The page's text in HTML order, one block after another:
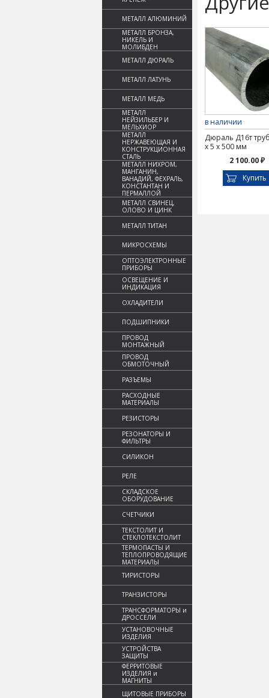
МЕТАЛЛ АЛЮМИНИЙ
МЕТАЛЛ БРОНЗА,
НИКЕЛЬ И
МОЛИБДЕН
МЕТАЛЛ ДЮРАЛЬ
МЕТАЛЛ ЛАТУНЬ
МЕТАЛЛ МЕДЬ
МЕТАЛЛ
НЕЙЗИЛЬБЕР И
МЕЛЬХИОР
МЕТАЛЛ
НЕРЖАВЕЮЩАЯ И
КОНСТРУКЦИОННАЯ
СТАЛЬ
МЕТАЛЛ НИХРОМ,
МАНГАНИН,
ВАНАДИЙ, ФЕХРАЛЬ,
КОНСТАНТАН И
ПЕРМАЛЛОЙ
МЕТАЛЛ СВИНЕЦ,
ОЛОВО И ЦИНК
МЕТАЛЛ ТИТАН
МИКРОСХЕМЫ
ОПТОЭЛЕКТРОННЫЕ
ПРИБОРЫ
ОСВЕЩЕНИЕ И
ИНДИКАЦИЯ
ОХЛАДИТЕЛИ
ПОДШИПНИКИ
ПРОВОД
МОНТАЖНЫЙ
ПРОВОД
ОБМОТОЧНЫЙ
РАЗЪЕМЫ
РАСХОДНЫЕ
МАТЕРИАЛЫ
РЕЗИСТОРЫ
РЕЗОНАТОРЫ И
ФИЛЬТРЫ
СИЛИКОН
РЕЛЕ
СКЛАДСКОЕ
ОБОРУДОВАНИЕ
СЧЕТЧИКИ
ТЕКСТОЛИТ И
СТЕКЛОТЕКСТОЛИТ
ТЕРМОПАСТЫ И
ТЕПЛОПРОВОДЯЩИЕ
МАТЕРИАЛЫ
ТИРИСТОРЫ
ТРАНЗИСТОРЫ
ТРАНСФОРМАТОРЫ и
ДРОССЕЛИ
УСТАНОВОЧНЫЕ
ИЗДЕЛИЯ
УСТРОЙСТВА
ЗАЩИТЫ
ФЕРРИТОВЫЕ
ИЗДЕЛИЯ и
МАГНИТЫ
ЩИТОВЫЕ ПРИБОРЫ
в наличии
Дюраль Д16т
х 5 х 500 мм
2 100.00 ₽
Купить